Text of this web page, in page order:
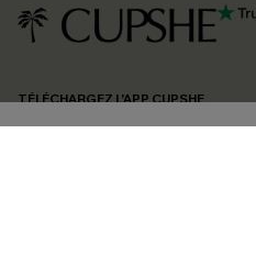
TÉLÉCHARGEZ L’APP CUPSHE
confidentialité
. Vous pouvez vous